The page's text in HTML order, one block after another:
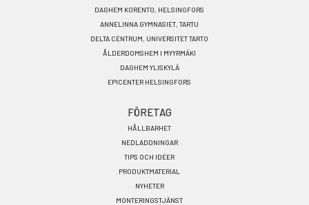
DAGHEM KORENTO, HELSINGFORS
ANNELINNA GYMNASIET, TARTU
DELTA CENTRUM, UNIVERSITET TARTO
ÅLDERDOMSHEM I MYYRMÄKI
DAGHEM YLISKYLÄ
EPICENTER HELSINGFORS
FÖRETAG
HÅLLBARHET
NEDLADDNINGAR
TIPS OCH IDÉER
PRODUKTMATERIAL
NYHETER
MONTERINGSTJÄNST